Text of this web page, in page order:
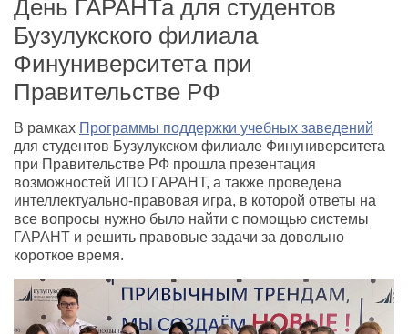
День ГАРАНТа для студентов
Бузулукского филиала
Финуниверситета при
Правительстве РФ
В рамках Программы поддержки учебных заведений
для студентов Бузулукском филиале Финуниверситета
при Правительстве РФ прошла презентация
возможностей ИПО ГАРАНТ, а также проведена
интеллектуально-правовая игра, в которой ответы на
все вопросы нужно было найти с помощью системы
ГАРАНТ и решить правовые задачи за довольно
короткое время.